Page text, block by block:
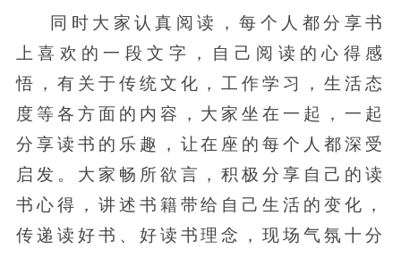
同时大家认真阅读，每个人都分享书
上喜欢的一段文字，自己阅读的心得感
悟，有关于传统文化，工作学习，生活态
度等各方面的内容，大家坐在一起，一起
分享读书的乐趣，让在座的每个人都深受
启发。大家畅所欲言，积极分享自己的读
书心得，讲述书籍带给自己生活的变化，
传递读好书、好读书理念，现场气氛十分